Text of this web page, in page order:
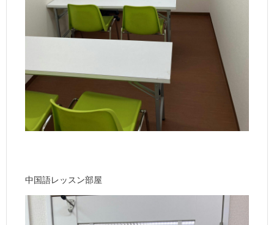
中国語レッスン部屋